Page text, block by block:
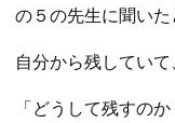
の５の先生に聞いた
自分から残していて、
「どうして残すのか